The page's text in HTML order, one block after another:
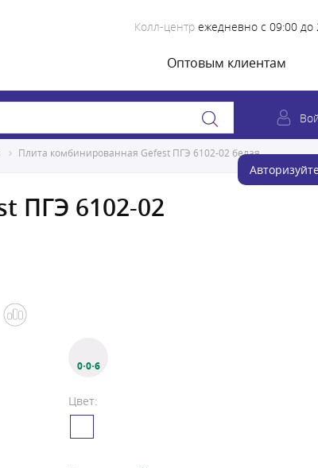
Колл-центр ежедневно с 09:00 до
Оптовым клиентам
Плита комбинированная Gefest ПГЭ 6102-02 белая
ПГЭ 6102-02
0·0·6
Цвет: